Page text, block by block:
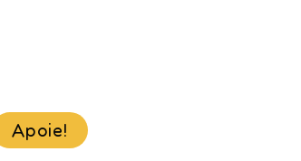
Apoie!